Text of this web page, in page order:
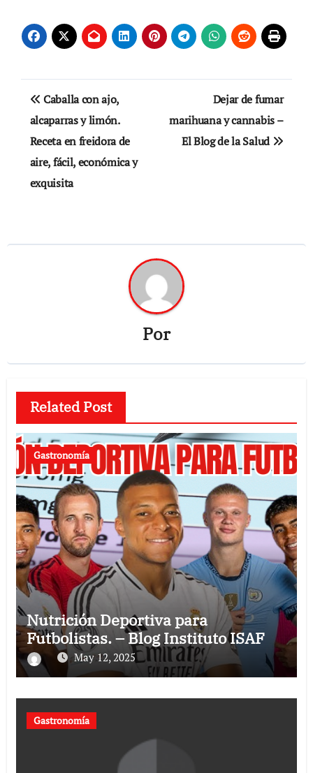
Navegación
de
entradas
Caballa con ajo,
alcaparras y limón.
Receta en freidora de
aire, fácil, económica y
exquisita
Dejar de fumar
marihuana y cannabis –
El Blog de la Salud
Por
Related Post
Gastronomía
Nutrición Deportiva para
Futbolistas. – Blog Instituto ISAF
May 12, 2025
Gastronomía